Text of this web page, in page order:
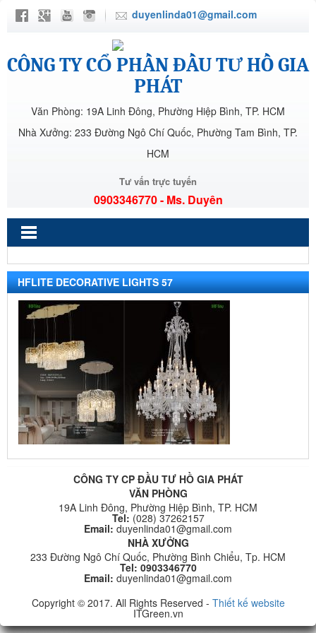
duyenlinda01@gmail.com
CÔNG TY CỔ PHẦN ĐẦU TƯ HỒ GIA
PHÁT
Văn Phòng: 19A Linh Đông, Phường Hiệp Bình, TP. HCM
Nhà Xưởng: 233 Đường Ngô Chí Quốc, Phường Tam Bình, TP.
HCM
Tư vấn trực tuyến
0903346770 - Ms. Duyên
HFLITE DECORATIVE LIGHTS 57
CÔNG TY CP ĐẦU TƯ HỒ GIA PHÁT
VĂN PHÒNG
19A Linh Đông, Phường Hiệp Bình, TP. HCM
Tel: (028) 37262157
Email: duyenlinda01@gmail.com
NHÀ XƯỞNG
233 Đường Ngô Chí Quốc, Phường Bình Chiểu, Tp. HCM
Tel: 0903346770
Email: duyenlinda01@gmail.com
Copyright © 2017. All Rights Reserved - Thiết kế website
ITGreen.vn